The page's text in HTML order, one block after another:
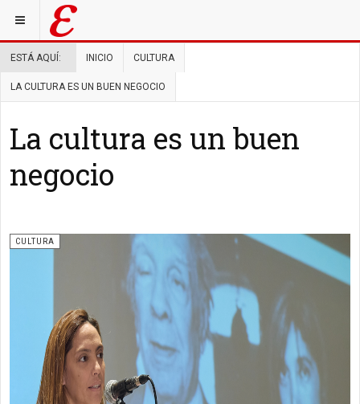
ESTÁ AQUÍ: INICIO CULTURA
LA CULTURA ES UN BUEN NEGOCIO
La cultura es un buen
negocio
CULTURA